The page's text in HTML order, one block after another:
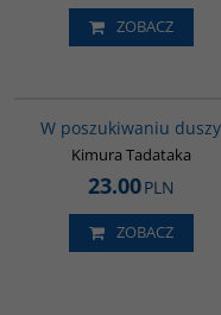
ZOBACZ
W poszukiwaniu duszy
Kimura Tadataka
23.00PLN
ZOBACZ